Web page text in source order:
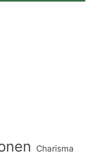
Charisma